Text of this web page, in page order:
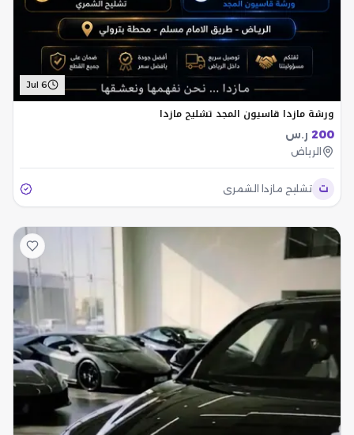
Jul 6
ورشة مازدا قاسيون المجد تشليح مازدا
200 ر.س
الرياض
ت تشليح مازدا الشمري